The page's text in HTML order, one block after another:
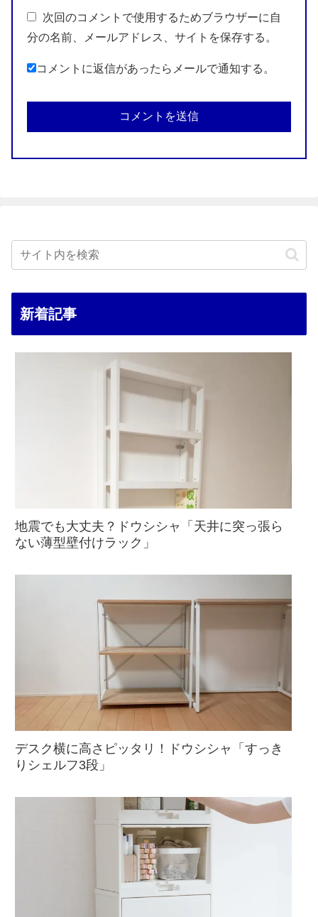
次回のコメントで使用するためブラウザーに自
分の名前、メールアドレス、サイトを保存する。
コメントに返信があったらメールで通知する。
新着記事
地震でも大丈夫？ドウシシャ「天井に突っ張ら
ない薄型壁付けラック」
デスク横に高さピッタリ！ドウシシャ「すっき
りシェルフ3段」